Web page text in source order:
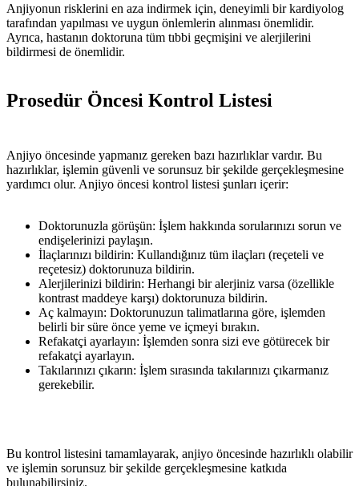
Anjiyonun risklerini en aza indirmek için, deneyimli bir kardiyolog
tarafından yapılması ve uygun önlemlerin alınması önemlidir.
Ayrıca, hastanın doktoruna tüm tıbbi geçmişini ve alerjilerini
bildirmesi de önemlidir.
Prosedür Öncesi Kontrol Listesi
Anjiyo öncesinde yapmanız gereken bazı hazırlıklar vardır. Bu
hazırlıklar, işlemin güvenli ve sorunsuz bir şekilde gerçekleşmesine
yardımcı olur. Anjiyo öncesi kontrol listesi şunları içerir:
Doktorunuzla görüşün: İşlem hakkında sorularınızı sorun ve
endişelerinizi paylaşın.
İlaçlarınızı bildirin: Kullandığınız tüm ilaçları (reçeteli ve
reçetesiz) doktorunuza bildirin.
Alerjilerinizi bildirin: Herhangi bir alerjiniz varsa (özellikle
kontrast maddeye karşı) doktorunuza bildirin.
Aç kalmayın: Doktorunuzun talimatlarına göre, işlemden
belirli bir süre önce yeme ve içmeyi bırakın.
Refakatçi ayarlayın: İşlemden sonra sizi eve götürecek bir
refakatçi ayarlayın.
Takılarınızı çıkarın: İşlem sırasında takılarınızı çıkarmanız
gerekebilir.
Bu kontrol listesini tamamlayarak, anjiyo öncesinde hazırlıklı olabilir
ve işlemin sorunsuz bir şekilde gerçekleşmesine katkıda
bulunabilirsiniz.